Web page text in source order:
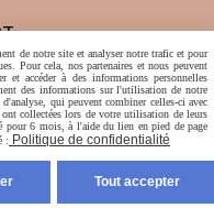
GESTION
CRÉÉ AVEC CMONSITE
de notre site et analyser notre trafic et pour
Pour cela, nos partenaires et nous peuvent
et accéder à des informations personnelles
des informations sur l'utilisation de notre
qui peuvent combiner celles-ci avec
collectées lors de votre utilisation de leurs
pour 6 mois, à l'aide du lien en pied de page
: Politique de confidentialité
Tout accepter